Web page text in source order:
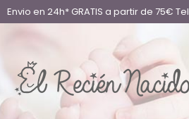
Envio en 24h* GRATIS a partir de 75€